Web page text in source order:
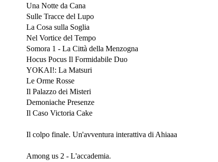
Una Notte da Cana
Sulle Tracce del Lupo
La Cosa sulla Soglia
Nel Vortice del Tempo
Somora 1 - La Città della Menzogna
Hocus Pocus Il Formidabile Duo
YOKAI!: La Matsuri
Le Orme Rosse
Il Palazzo dei Misteri
Demoniache Presenze
Il Caso Victoria Cake
Il colpo finale. Un'avventura interattiva di Ahiaaa
Among us 2 - L'accademia.